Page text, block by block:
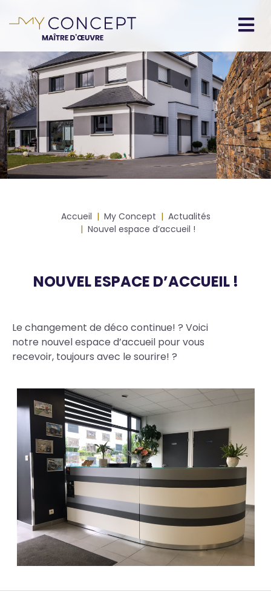
au
principal
principale
Fil
d'Ariane
Accueil My Concept
Actualités
Nouvel espace d’accueil !
NOUVEL ESPACE D’ACCUEIL !
Body
Le changement de déco continue! ? Voici
notre nouvel espace d’accueil pour vous
recevoir, toujours avec le sourire! ?